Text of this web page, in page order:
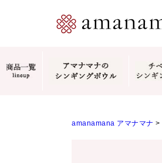
amanamana アマナマナ >